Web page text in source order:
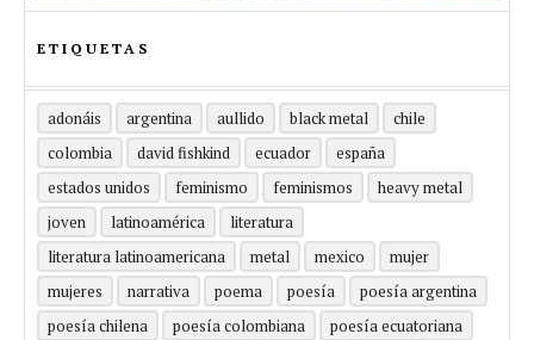
ETIQUETAS
adonáis argentina aullido black metal
chile
colombia
david fishkind ecuador
españa
estados unidos
feminismo feminismos
heavy metal
joven
latinoamérica
literatura
literatura latinoamericana
metal mexico
mujer
mujeres
narrativa poema poesía
poesía argentina
poesía chilena
poesía colombiana
poesía ecuatoriana